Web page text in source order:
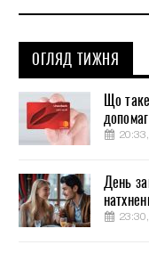
ОГЛЯД ТИЖНЯ
Що
День